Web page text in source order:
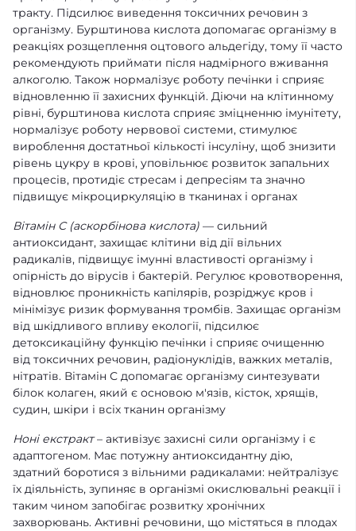
тракту. Підсилює виведення токсичних речовин з
організму. Бурштинова кислота допомагає організму в
реакціях розщеплення оцтового альдегіду, тому її часто
рекомендують приймати після надмірного вживання
алкоголю. Також нормалізує роботу печінки і сприяє
відновленню її захисних функцій. Діючи на клітинному
рівні, бурштинова кислота сприяє зміцненню імунітету,
нормалізує роботу нервової системи, стимулює
вироблення достатньої кількості інсуліну, щоб знизити
рівень цукру в крові, уповільнює розвиток запальних
процесів, протидіє стресам і депресіям та значно
підвищує мікроциркуляцію в тканинах і органах
Вітамін С (аскорбінова кислота) — сильний
антиоксидант, захищає клітини від дії вільних
радикалів, підвищує імунні властивості організму і
опірність до вірусів і бактерій. Регулює кровотворення,
відновлює проникність капілярів, розріджує кров і
мінімізує ризик формування тромбів. Захищає організм
від шкідливого впливу екології, підсилює
детоксикаційну функцію печінки і сприяє очищенню
від токсичних речовин, радіонуклідів, важких металів,
нітратів. Вітамін С допомагає організму синтезувати
білок колаген, який є основою м'язів, кісток, хрящів,
судин, шкіри і всіх тканин організму
Ноні екстракт– активізує захисні сили організму і є
адаптогеном. Має потужну антиоксидантну дію,
здатний боротися з вільними радикалами: нейтралізує
їх діяльність, зупиняє в організмі окислювальні реакції і
таким чином запобігає розвитку хронічних
захворювань. Активні речовини, що містяться в плодах